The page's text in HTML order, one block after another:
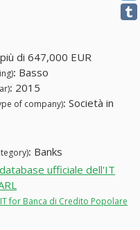
più di 647,000 EUR
: Basso
: 2015
of company): Società in
: Banks
ufficiale dell'IT
for Banca di Credito Popolare